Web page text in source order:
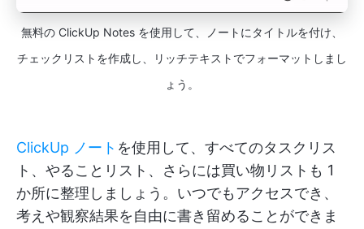
無料の ClickUp Notes を使用して、ノートにタイトルを付け、
チェックリストを作成し、リッチテキストでフォーマットしまし
ょう。
ClickUp ノート を使用して、すべてのタスクリス
ト、やることリスト、さらには買い物リストも 1
か所に整理しましょう。いつでもアクセスでき、
考えや観察結果を自由に書き留めることができま